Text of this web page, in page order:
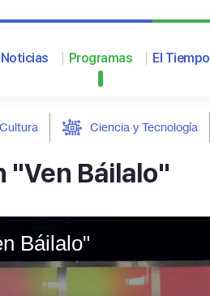
Programas El Tiempo
Ciencia y Tecnología
"Ven Báilalo"
Báilalo"